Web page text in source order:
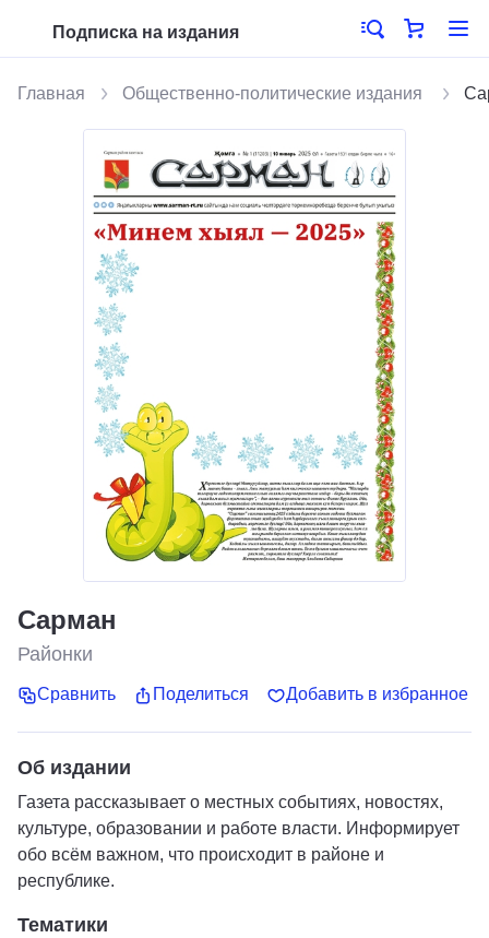
Подписка на издания
Главная Общественно-политические издания
Сарман
Районки
Сравнить Поделиться Добавить в избранное
Об издании
Газета рассказывает о местных событиях, новостях,
культуре, образовании и работе власти. Информирует
обо всём важном, что происходит в районе и
республике.
Тематики